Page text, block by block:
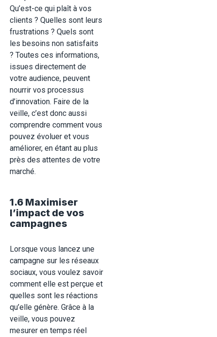
Qu’est-ce qui plaît à vos
clients ? Quelles sont leurs
frustrations ? Quels sont
les besoins non satisfaits
? Toutes ces informations,
issues directement de
votre audience, peuvent
nourrir vos processus
d’innovation. Faire de la
veille, c’est donc aussi
comprendre comment vous
pouvez évoluer et vous
améliorer, en étant au plus
près des attentes de votre
marché.
1.6 Maximiser
l’impact de vos
campagnes
Lorsque vous lancez une
campagne sur les réseaux
sociaux, vous voulez savoir
comment elle est perçue et
quelles sont les réactions
qu’elle génère. Grâce à la
veille, vous pouvez
mesurer en temps réel